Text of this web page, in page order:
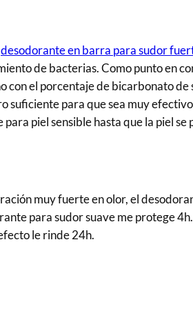
desodorante en barra para sudor
de bacterias. Como punto en
con el porcentaje de bicarbonato
para que sea muy
piel sensible hasta que la piel
muy fuerte en olor, el
para sudor suave me protege
le rinde 24h.